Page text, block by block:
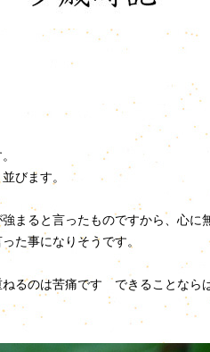
びます。
まると言ったものですから、心に
た事になりそうです。
るのは苦痛です できることなら